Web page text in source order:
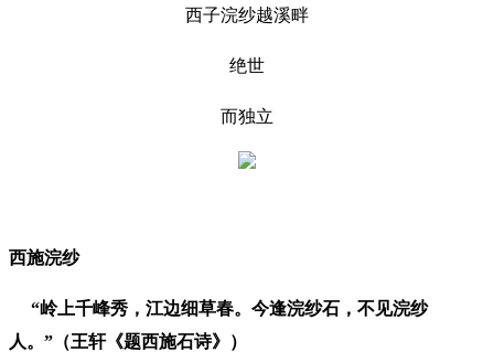
西子浣纱越溪畔
绝世
而独立
西施浣纱
“岭上千峰秀，江边细草春。今逢浣纱石，不见浣纱
人。”（王轩《题西施石诗》）